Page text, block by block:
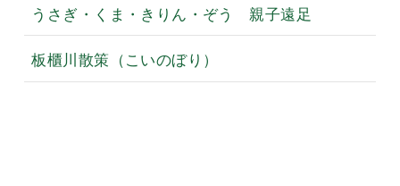
うさぎ・くま・きりん・ぞう 親子遠足
板櫃川散策（こいのぼり）